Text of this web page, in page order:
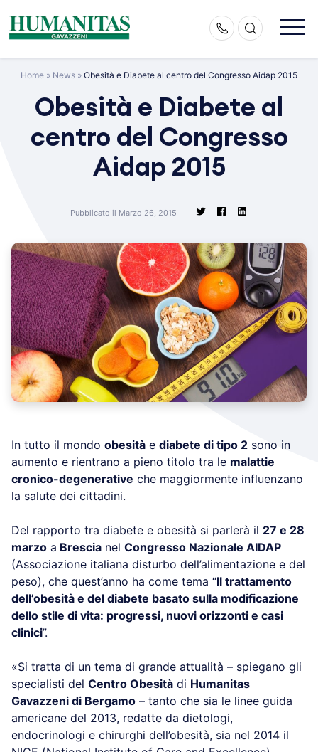
content
Home » News » Obesità e Diabete al centro del Congresso Aidap 2015
Obesità e Diabete al
centro del Congresso
Aidap 2015
Pubblicato il Marzo 26, 2015
In tutto il mondo obesità e diabete di tipo 2 sono in
aumento e rientrano a pieno titolo tra le malattie
cronico-degenerative che maggiormente influenzano
la salute dei cittadini.
Del rapporto tra diabete e obesità si parlerà il 27 e 28
marzo a Brescia nel Congresso Nazionale AIDAP
(Associazione italiana disturbo dell’alimentazione e del
peso), che quest’anno ha come tema “Il trattamento
dell’obesità e del diabete basato sulla modificazione
dello stile di vita: progressi, nuovi orizzonti e casi
clinici”.
«Si tratta di un tema di grande attualità – spiegano gli
specialisti del Centro Obesità di Humanitas
Gavazzeni di Bergamo – tanto che sia le linee guida
americane del 2013, redatte da dietologi,
endocrinologi e chirurghi dell’obesità, sia nel 2014 il